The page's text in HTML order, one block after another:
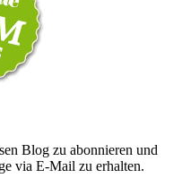
Blog zu abonnieren und
via E-Mail zu erhalten.